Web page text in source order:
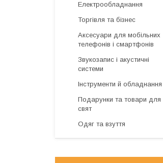
Електрообладнання
Торгівля та бізнес
Аксесуари для мобільних
телефонів і смартфонів
Звукозапис і акустичні
системи
Інструменти й обладнання
Подарунки та товари для
свят
Одяг та взуття